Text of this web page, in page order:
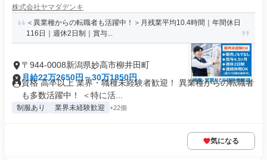
株式会社ヤマダデンキ
＜異業種からの転職者も活躍中！＞月残業平均10.4時間｜年間休日
116日｜週休2日制｜賞与...
〒944-0008新潟県妙高市柳井田町
月給22万2650円～30万1850円
資格 高卒以上 業界・職種未経験者歓迎！ 異業種からの転職者
も多数活躍中！ ＜特に活...
制服あり 業界未経験歓迎 +22個
気になる